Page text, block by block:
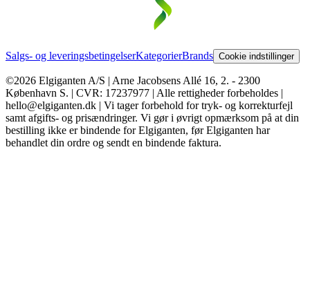
Salgs- og leveringsbetingelserKategorierBrands Cookie indstillinger
©2026 Elgiganten A/S | Arne Jacobsens Allé 16, 2. - 2300
København S. | CVR: 17237977 | Alle rettigheder forbeholdes |
hello@elgiganten.dk | Vi tager forbehold for tryk- og korrekturfejl
samt afgifts- og prisændringer. Vi gør i øvrigt opmærksom på at din
bestilling ikke er bindende for Elgiganten, før Elgiganten har
behandlet din ordre og sendt en bindende faktura.